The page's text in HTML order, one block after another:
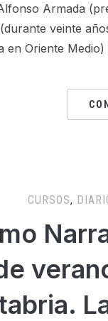
Armada
veinte
en Oriente
CURSOS,